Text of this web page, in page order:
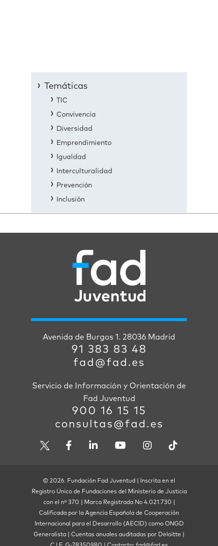
Temáticas
TIC
Convivencia
Diversidad
Emprendimiento
Igualdad
Interculturalidad
Prevención
Inclusión
Avenida de Burgos 1. 28036 Madrid
91 383 83 48
fad@fad.es
Servicio de Información y Orientación de
Fad Juventud
900 16 15 15
consultas@fad.es
© 2026. Fundación Fad Juventud | Inscrita en el
Registro Único de Fundaciones del Ministerio de Justicia
con el nº 370 | Marca Registrada No 4.021.730 |
Calificada por la Agencia Española de Cooperación
Internacional para el Desarrollo (AECID) como ONGD
Generalista | Cuentas anuales auditadas por Deloitte |